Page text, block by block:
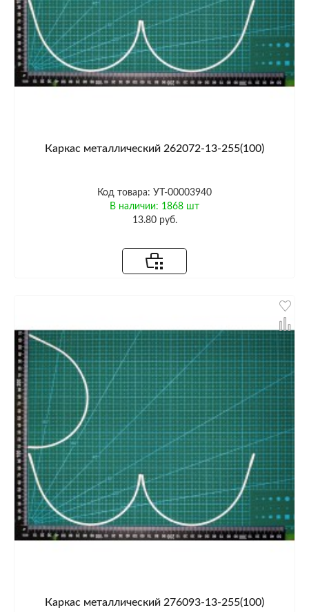
Каркас металлический 262072-13-255(100)
Код товара: УТ-00003940
В наличии: 1868 шт
13.80 руб.
Каркас металлический 276093-13-255(100)